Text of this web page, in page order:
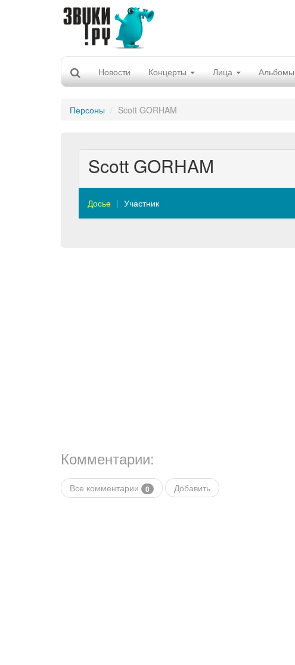
Новости Концерты Лица Альбомы
Персоны Scott GORHAM
Scott GORHAM
Досье Участник
Комментарии:
Все комментарии 0 Добавить